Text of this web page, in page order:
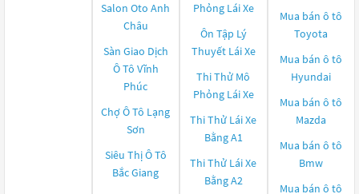
Salon Oto Anh
Châu
Sàn Giao Dịch
Ô Tô Vĩnh
Phúc
Chợ Ô Tô Lạng
Sơn
Siêu Thị Ô Tô
Bắc Giang
Phỏng Lái Xe
Ôn Tập Lý
Thuyết Lái Xe
Thi Thử Mô
Phỏng Lái Xe
Thi Thử Lái Xe
Bằng A1
Thi Thử Lái Xe
Bằng A2
Mua bán ô tô
Toyota
Mua bán ô tô
Hyundai
Mua bán ô tô
Mazda
Mua bán ô tô
Bmw
Mua bán ô tô